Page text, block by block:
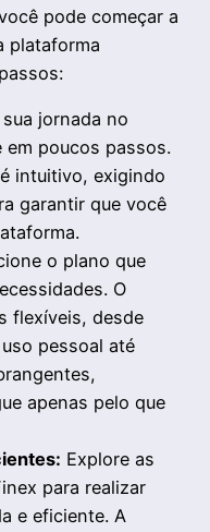
pode começar a
plataforma
jornada no
poucos passos.
intuitivo, exigindo
garantir que você
o plano que
O
flexíveis, desde
pessoal até
apenas pelo que
Explore as
para realizar
e eficiente. A